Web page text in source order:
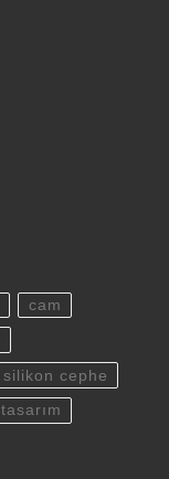
cam
silikon cephe
tasarım